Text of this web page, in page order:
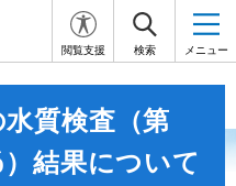
閲覧支援 検索 メニュー
質検査（第
結果について